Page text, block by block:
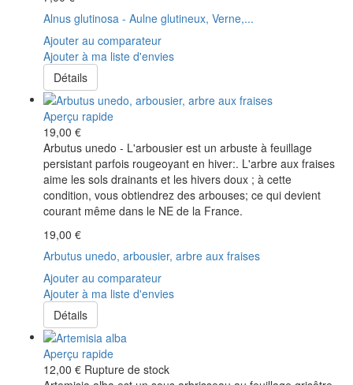
Alnus glutinosa - Aulne glutineux, Verne,...
Ajouter au comparateur
Ajouter à ma liste d'envies
Détails
Aperçu rapide
19,00 €
Arbutus unedo - L'arbousier est un arbuste à feuillage
persistant parfois rougeoyant en hiver:. L'arbre aux fraises
aime les sols drainants et les hivers doux ; à cette
condition, vous obtiendrez des arbouses; ce qui devient
courant même dans le NE de la France.
19,00 €
Arbutus unedo, arbousier, arbre aux fraises
Ajouter au comparateur
Ajouter à ma liste d'envies
Détails
Aperçu rapide
12,00 € Rupture de stock